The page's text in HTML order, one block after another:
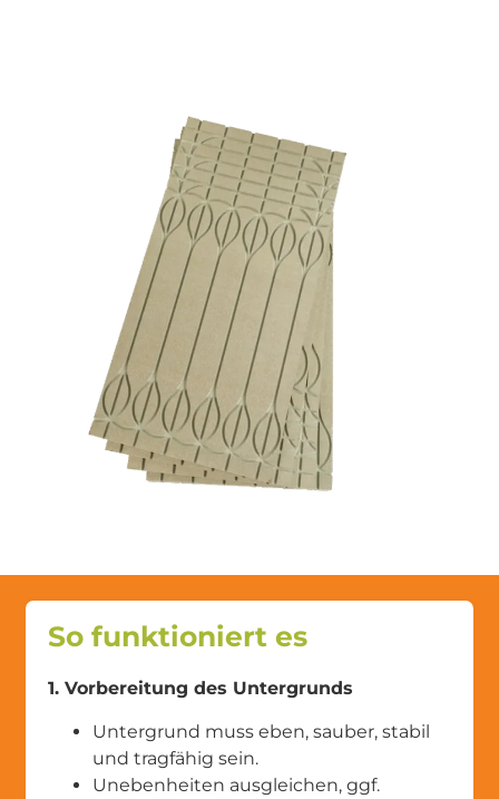
So funktioniert es
1. Vorbereitung des Untergrunds
Untergrund muss eben, sauber, stabil
und tragfähig sein.
Unebenheiten ausgleichen, ggf.